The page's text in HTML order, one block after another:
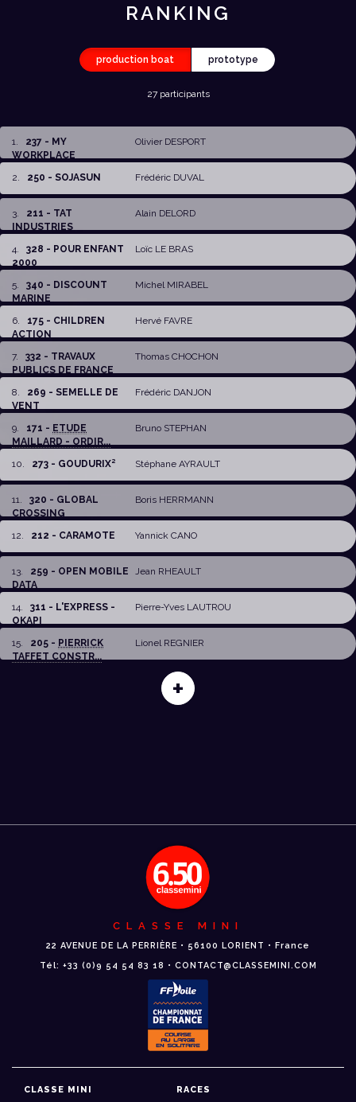
RANKING
production boat prototype
27 participants
1
237 - MY
WORKPLACE
Olivier DESPORT
2 250 - SOJASUN Frédéric DUVAL
3
211 - TAT
INDUSTRIES
Alain DELORD
4
328 - POUR ENFANT
2000
Loïc LE BRAS
5
340 - DISCOUNT
MARINE
Michel MIRABEL
6
175 - CHILDREN
ACTION
Hervé FAVRE
7. 332 - TRAVAUX
PUBLICS DE FRANCE
Thomas CHOCHON
8
269 - SEMELLE DE
VENT
Frédéric DANJON
9 171 - ETUDE
MAILLARD - ORDIR...
Bruno STEPHAN
10 273 - GOUDURIX² Stéphane AYRAULT
11
320 - GLOBAL
CROSSING
Boris HERRMANN
12 212 - CARAMOTE Yannick CANO
13
259 - OPEN MOBILE
DATA
Jean RHEAULT
14
311 - L'EXPRESS -
OKAPI
Pierre-Yves LAUTROU
15 205 - PIERRICK
TAFFET CONSTR...
Lionel REGNIER
+
CLASSE MINI
22 AVENUE DE LA PERRIÈRE • 56100 LORIENT • France
Tél: +33 (0)9 54 54 83 18 • CONTACT@CLASSEMINI.COM
CLASSE MINI RACES